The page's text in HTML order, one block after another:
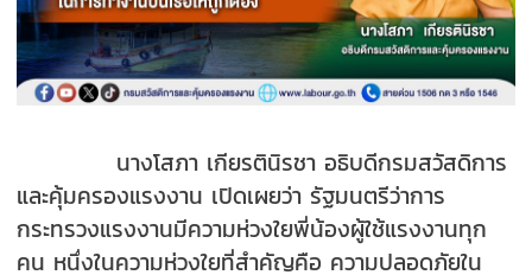
นางโสภา เกียรตินิรชา อธิบดีกรมสวัสดิการ
และคุ้มครองแรงงาน เปิดเผยว่า รัฐมนตรีว่าการ
กระทรวงแรงงานมีความห่วงใยพี่น้องผู้ใช้แรงงานทุก
คน หนึ่งในความห่วงใยที่สำคัญคือ ความปลอดภัยใน